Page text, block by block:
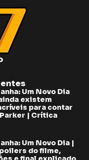
Um Novo Dia
existem
para contar
| Crítica
Um Novo Dia |
do filme,